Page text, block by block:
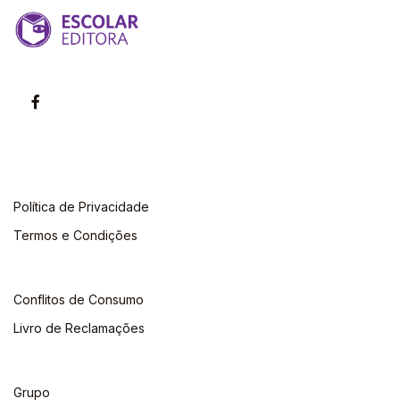
Política de Privacidade
Termos e Condições
Conflitos de Consumo
Livro de Reclamações
Grupo